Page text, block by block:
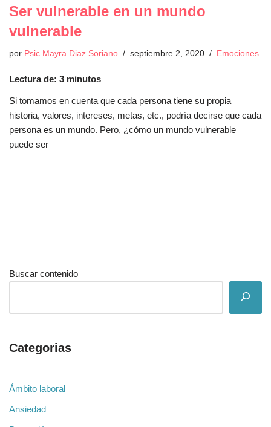
Ser vulnerable en un mundo
vulnerable
por Psic Mayra Diaz Soriano septiembre 2, 2020 Emociones
Lectura de: 3 minutos
Si tomamos en cuenta que cada persona tiene su propia
historia, valores, intereses, metas, etc., podría decirse que cada
persona es un mundo. Pero, ¿cómo un mundo vulnerable
puede ser
Buscar contenido
Categorias
Ámbito laboral
Ansiedad